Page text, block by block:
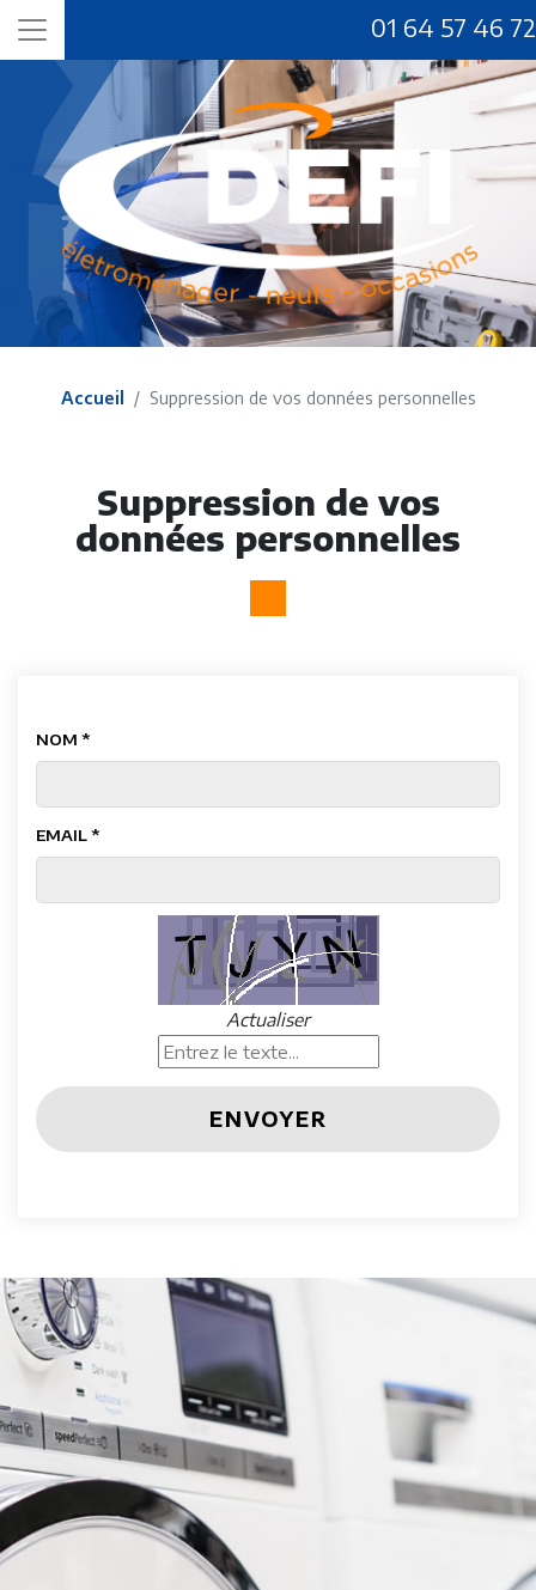
01 64 57 46 72
Accueil Suppression de vos données personnelles
Suppression de vos
données personnelles
NOM *
EMAIL *
Actualiser